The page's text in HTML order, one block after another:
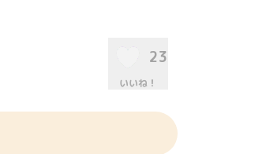
23
いいね！